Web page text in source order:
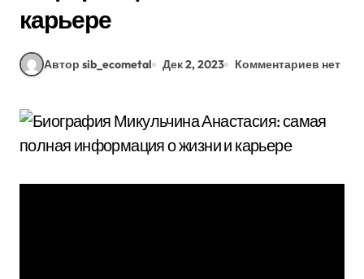
карьере
Автор sib_ecometal Дек 2, 2023 Комментариев нет